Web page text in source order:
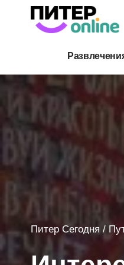
Питер Сегодня /